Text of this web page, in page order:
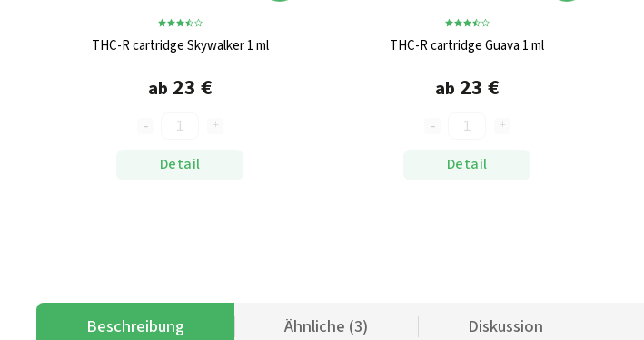
THC-R cartridge Skywalker 1 ml
ab 23 €
Detail
THC-R cartridge Guava 1 ml
ab 23 €
Detail
Beschreibung Ähnliche (3) Diskussion